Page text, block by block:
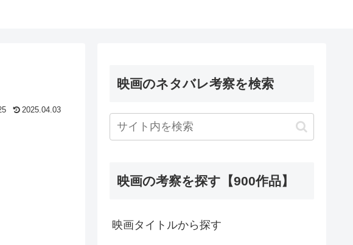
2025.04.03
映画のネタバレ考察を検索
映画の考察を探す【900作品】
映画タイトルから探す